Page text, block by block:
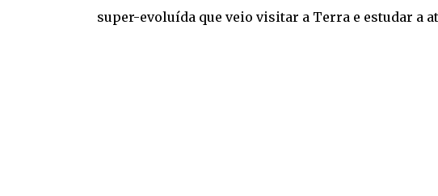
super-evoluída que veio visitar a Terra e estudar a